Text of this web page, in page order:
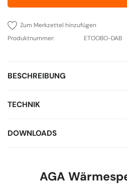
Zum Merkzettel hinzufügen
Produktnummer:
ETOOBO-DAB
BESCHREIBUNG
TECHNIK
DOWNLOADS
AGA